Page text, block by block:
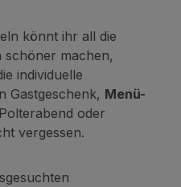
könnt ihr all die
schöner machen,
individuelle
Gastgeschenk, Menü-
oder
vergessen.